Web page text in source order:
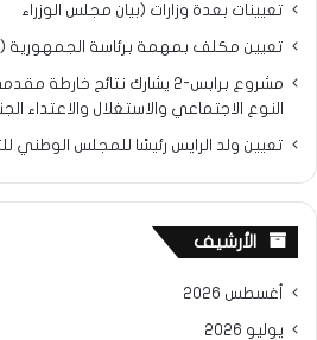
تعيينات بعدة وزارات (بيان مجلس الوزراء
تعيين مكلف بمهمة برئاسة الجمهورية
مشروع برابس-2 يشارك نتائح
النوع الاجتماعي والاستغلال والاعتداء
تعيين ولد الرايس رئيسًا للمجلس الوطني
الأرشيف
أغسطس 2026
يوليو 2026